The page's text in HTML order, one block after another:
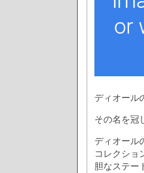
ディオール
その名を冠
ディオール
コレクショ
胆なステー